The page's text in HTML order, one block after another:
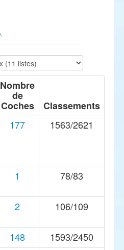
Nombre
de
Coches Classements
177 1563/2621
1 78/83
2 106/109
148 1593/2450